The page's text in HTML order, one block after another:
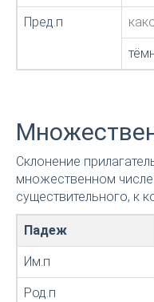
Пред.п
Склонение
множественном
существительного, к
Падеж
Им.п
Род.п